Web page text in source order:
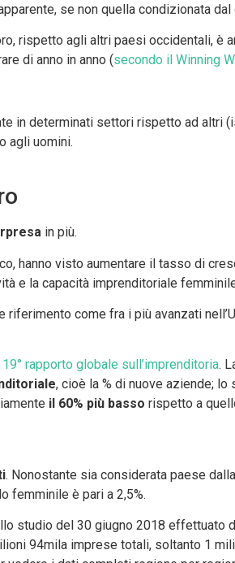
se non quella condizionata dal
rispetto agli altri paesi occidentali, è
di anno in anno (secondo il Winning
in determinati settori rispetto ad altri
agli uomini.
in più.
hanno visto aumentare il tasso di
e la capacità imprenditoriale
come fra i più avanzati
rapporto globale sull’imprenditoria.
, cioè la % di nuove aziende;
il 60% più basso rispetto a
. Nonostante sia considerata paese
femminile è pari a 2,5%.
studio del 30 giugno 2018 effettuato
94mila imprese totali, soltanto 1